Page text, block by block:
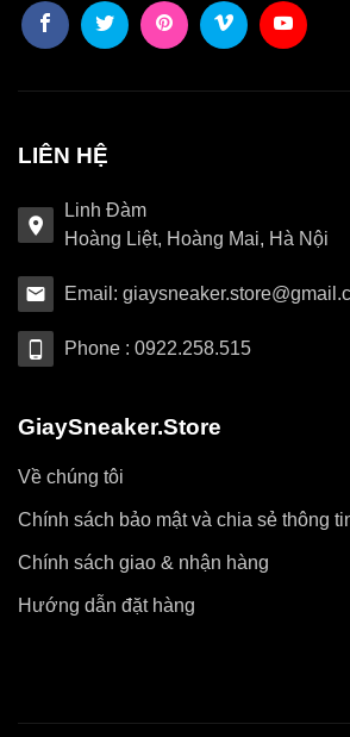
LIÊN HỆ
Linh Đàm
Hoàng Liệt, Hoàng Mai, Hà Nội
Email:
Phone : 0922.258.515
GiaySneaker.Store
Về chúng tôi
Chính sách bảo mật và chia sẻ thông
Chính sách giao & nhận hàng
Hướng dẫn đặt hàng